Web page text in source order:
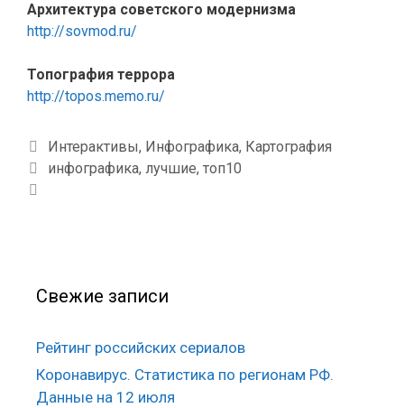
Архитектура советского модернизма
http://sovmod.ru/
Топография террора
http://topos.memo.ru/
Р
у
Интерактивы, Инфографика, Картография
М
инфографика, лучшие, топ10
Свежие записи
Рейтинг российских сериалов
Коронавирус. Статистика по регионам РФ.
Данные на 12 июля